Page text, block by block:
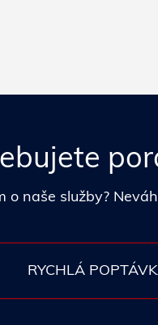
o naše služby?
RYCHLÁ